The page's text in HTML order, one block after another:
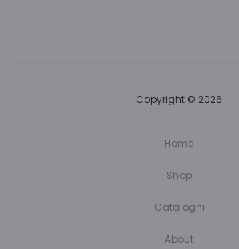
Copyright © 2026
Home
Shop
Cataloghi
About